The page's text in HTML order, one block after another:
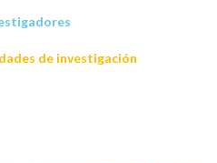
de investigación